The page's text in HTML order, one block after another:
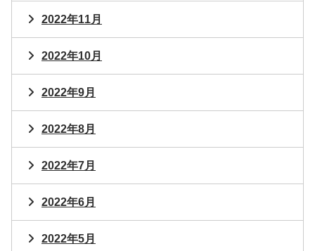
2022年11月
2022年10月
2022年9月
2022年8月
2022年7月
2022年6月
2022年5月